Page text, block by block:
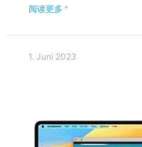
阅读更多 "
1. Juni 2023